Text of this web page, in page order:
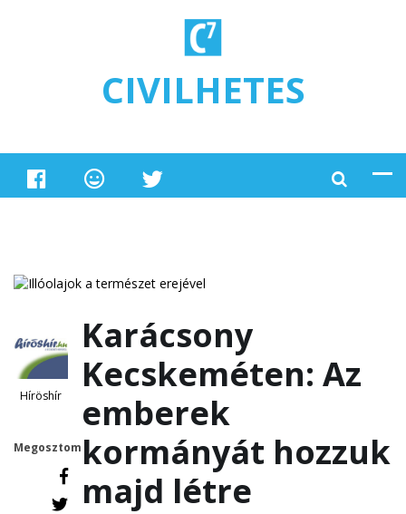
CIVILHETES
Híröshír
Megosztom
Karácsony
Kecskeméten: Az
emberek
kormányát hozzuk
majd létre